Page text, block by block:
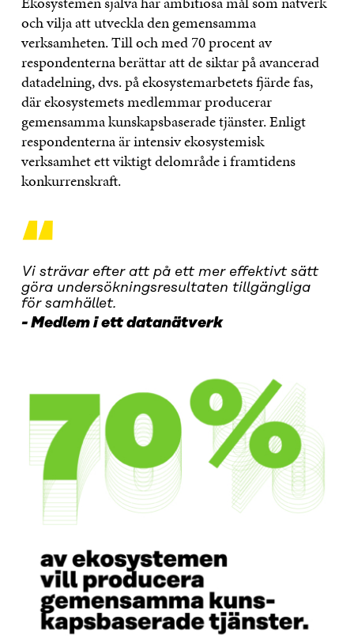
och vilja att utveckla den gemensamma
verksamheten. Till och med 70 procent av
respondenterna berättar att de siktar på avancerad
datadelning, dvs. på ekosystemarbetets fjärde fas,
där ekosystemets medlemmar producerar
gemensamma kunskapsbaserade tjänster. Enligt
respondenterna är intensiv ekosystemisk
verksamhet ett viktigt delområde i framtidens
konkurrenskraft.
“
Vi strävar efter att på ett mer effektivt sätt
göra undersökningsresultaten tillgängliga
för samhället.
Medlem i ett datanätverk